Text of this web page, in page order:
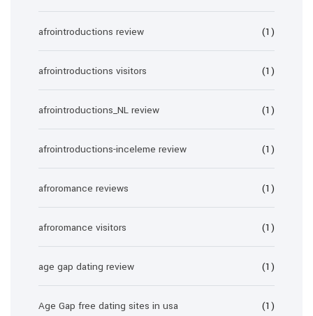
afrointroductions review (1)
afrointroductions visitors (1)
afrointroductions_NL review (1)
afrointroductions-inceleme review (1)
afroromance reviews (1)
afroromance visitors (1)
age gap dating review (1)
Age Gap free dating sites in usa (1)